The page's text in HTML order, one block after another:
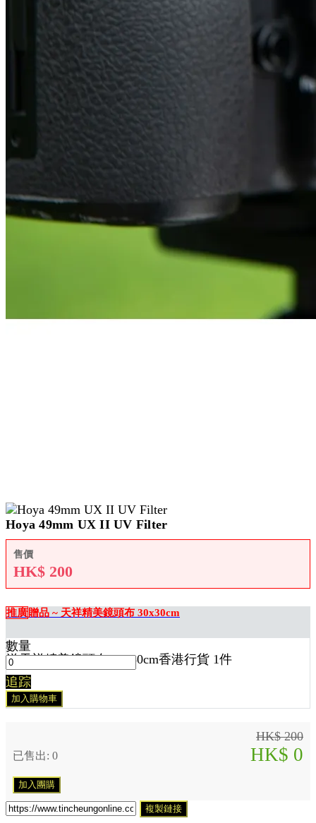
Hoya 49mm UX II UV Filter
售價
HK$ 200
推廣贈品 ~ 天祥精美鏡頭布 30x30cm
送天祥精美鏡頭布 30x30cm香港行貨 1件
數量
追踪
加入購物車
HK$ 200
已售出: 0 HK$ 0
加入團購
複製鏈接